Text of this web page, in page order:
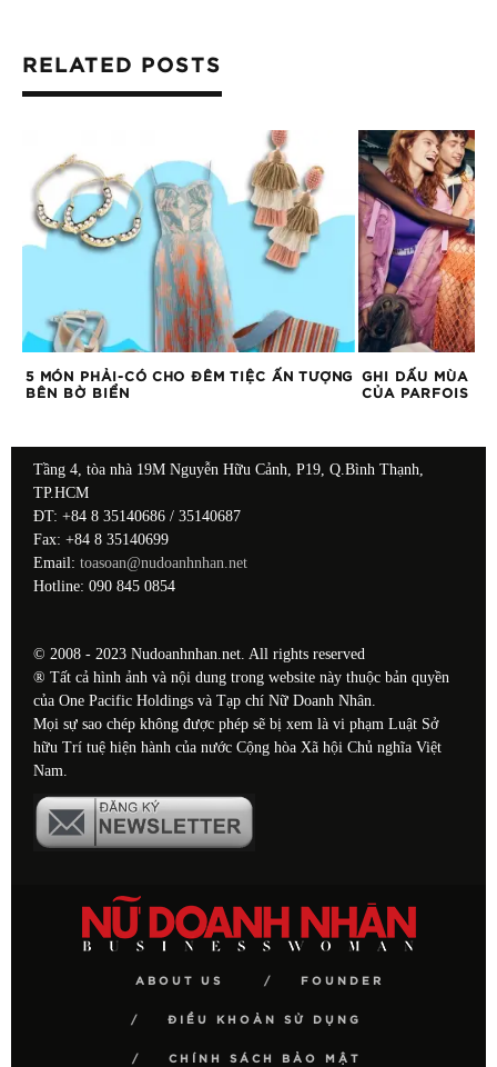
RELATED POSTS
5 MÓN PHẢI-CÓ CHO ĐÊM TIỆC ẤN TƯỢNG
BÊN BỜ BIỂN
GHI DẤU MÙA
CỦA PARFOIS
Tầng 4, tòa nhà 19M Nguyễn Hữu Cảnh, P19, Q.Bình Thạnh,
TP.HCM
ĐT: +84 8 35140686 / 35140687
Fax: +84 8 35140699
Email: toasoan@nudoanhnhan.net
Hotline: 090 845 0854
© 2008 - 2023 Nudoanhnhan.net. All rights reserved
® Tất cả hình ảnh và nội dung trong website này thuộc bản quyền
của One Pacific Holdings và Tạp chí Nữ Doanh Nhân.
Mọi sự sao chép không được phép sẽ bị xem là vi phạm Luật Sở
hữu Trí tuệ hiện hành của nước Cộng hòa Xã hội Chủ nghĩa Việt
Nam.
ABOUT US FOUNDER
ĐIỀU KHOẢN SỬ DỤNG
CHÍNH SÁCH BẢO MẬT